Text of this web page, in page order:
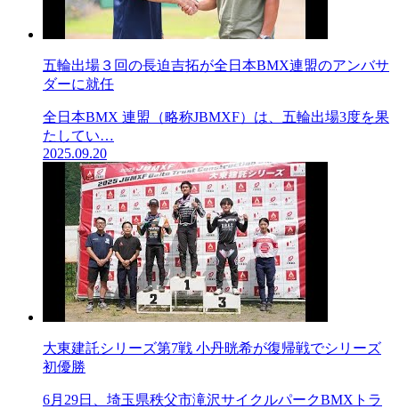
五輪出場３回の長迫吉拓が全日本BMX連盟のアンバサ
ダーに就任
全日本BMX 連盟（略称JBMXF）は、五輪出場3度を果
たしてい…
2025.09.20
大東建託シリーズ第7戦 ⼩丹晄希が復帰戦でシリーズ
初優勝
6月29日、埼玉県秩父市滝沢サイクルパークBMXトラ